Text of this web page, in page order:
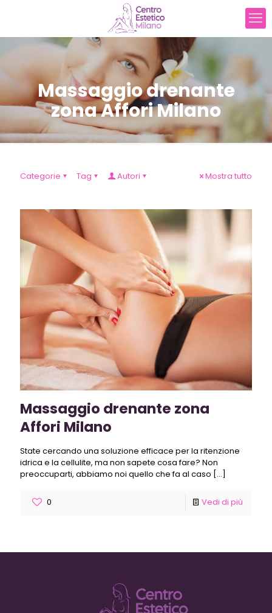
Massaggio drenante
zona Affori Milano
Categorie Tag Autori Mostra tutto
Massaggio drenante zona
Affori Milano
State cercando una soluzione efficace per la ritenzione
idrica e la cellulite, ma non sapete cosa fare? Non
preoccuparti, abbiamo noi quello che fa al caso […]
0 Vedi di più